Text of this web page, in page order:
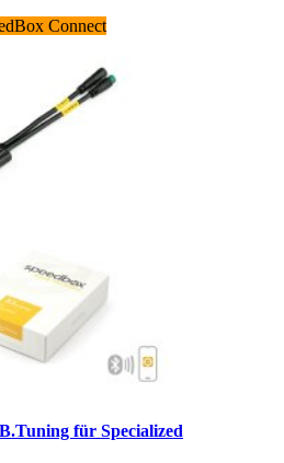
Connect
für Specialized